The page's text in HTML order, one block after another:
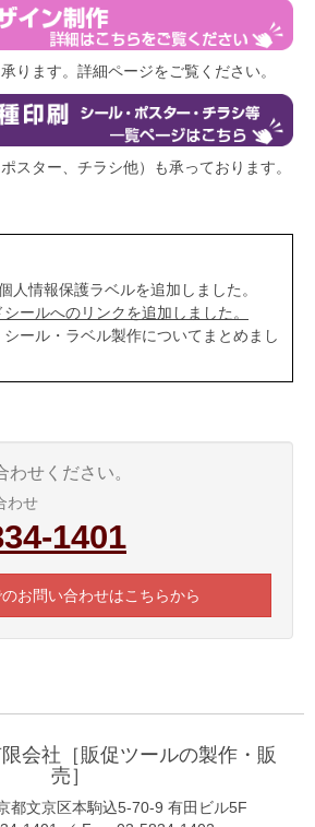
ります。詳細ページをご覧ください。
スター、チラシ他）も承っております。
人情報保護ラベルを追加しました。
ールへのリンクを追加しました。
ール・ラベル製作についてまとめまし
せください。
わせ
1401
お問い合わせはこちらから
会社［販促ツールの製作・販
売］
都文京区本駒込5-70-9 有田ビル5F